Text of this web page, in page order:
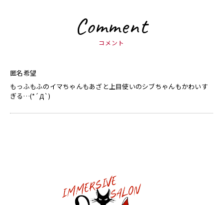
Comment
コメント
匿名希望
もっふもふのイマちゃんもあざと上目使いのシブちゃんもかわいす
ぎる…(*´Д`)